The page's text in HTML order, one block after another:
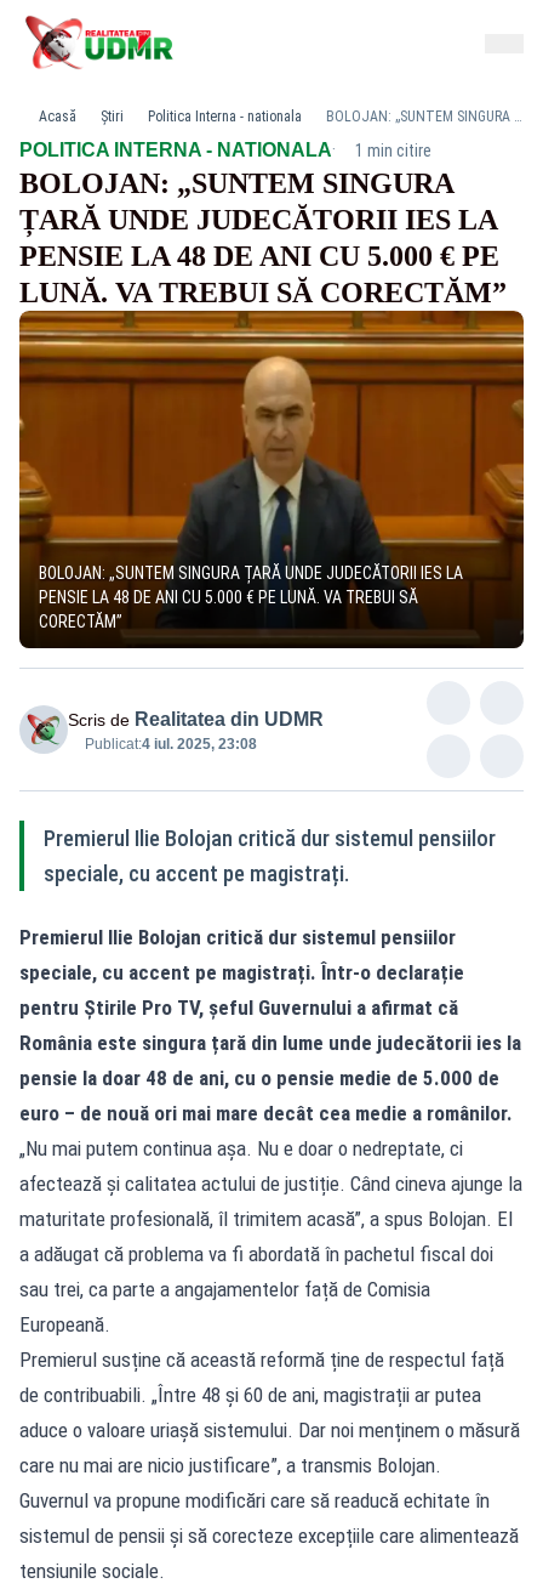
Acasă Știri Politica Interna - nationala BOLOJAN: „SUNTEM SINGURA ȚARĂ UNDE JUDECĂTORII IES LA PENSIE LA 48 DE ANI CU 5.000 € PE LUNĂ. VA TREBUI SĂ CORECTĂM”
POLITICA INTERNA - NATIONALA· 1 min citire
BOLOJAN: „SUNTEM SINGURA
ȚARĂ UNDE JUDECĂTORII IES LA
PENSIE LA 48 DE ANI CU 5.000 € PE
LUNĂ. VA TREBUI SĂ CORECTĂM”
BOLOJAN: „SUNTEM SINGURA ȚARĂ UNDE JUDECĂTORII IES LA
PENSIE LA 48 DE ANI CU 5.000 € PE LUNĂ. VA TREBUI SĂ
CORECTĂM”
Scris de Realitatea din UDMR
Publicat:4 iul. 2025, 23:08
Premierul Ilie Bolojan critică dur sistemul pensiilor
speciale, cu accent pe magistrați.
Premierul Ilie Bolojan critică dur sistemul pensiilor
speciale, cu accent pe magistrați. Într-o declarație
pentru Știrile Pro TV, șeful Guvernului a afirmat că
România este singura țară din lume unde judecătorii ies la
pensie la doar 48 de ani, cu o pensie medie de 5.000 de
euro – de nouă ori mai mare decât cea medie a românilor.
„Nu mai putem continua așa. Nu e doar o nedreptate, ci
afectează și calitatea actului de justiție. Când cineva ajunge la
maturitate profesională, îl trimitem acasă”, a spus Bolojan. El
a adăugat că problema va fi abordată în pachetul fiscal doi
sau trei, ca parte a angajamentelor față de Comisia
Europeană.
Premierul susține că această reformă ține de respectul față
de contribuabili. „Între 48 și 60 de ani, magistrații ar putea
aduce o valoare uriașă sistemului. Dar noi menținem o măsură
care nu mai are nicio justificare”, a transmis Bolojan.
Guvernul va propune modificări care să readucă echitate în
sistemul de pensii și să corecteze excepțiile care alimentează
tensiunile sociale.